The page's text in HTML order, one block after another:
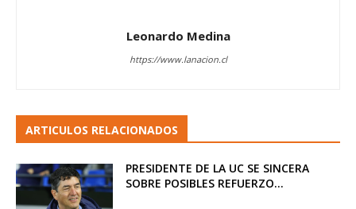
Leonardo Medina
https://www.lanacion.cl
ARTICULOS RELACIONADOS
PRESIDENTE DE LA UC SE SINCERA
SOBRE POSIBLES REFUERZO...